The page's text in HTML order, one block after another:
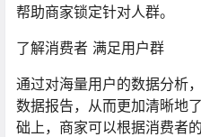
帮助商家锁定针对人群。
了解消费者 满足用户群
通过对海量用户的数据分析
数据报告，从而更加清晰地
础上，商家可以根据消费者